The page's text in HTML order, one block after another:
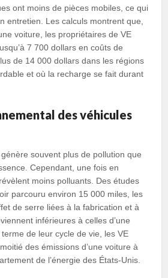
ont moins de pièces mobiles, ce qui
entretien. Les calculs montrent que,
voiture, les propriétaires de VE
7 700 dollars en coûts de
de 14 000 dollars dans les régions
et où la recharge se fait durant
des véhicules
souvent plus de pollution que
Cependant, une fois en
moins polluants. Des études
parcouru environ 15 000 miles, les
de serre liées à la fabrication et à
inférieures à celles d’une
de leur cycle de vie, les VE
des émissions d’une voiture à
de l’énergie des États-Unis.